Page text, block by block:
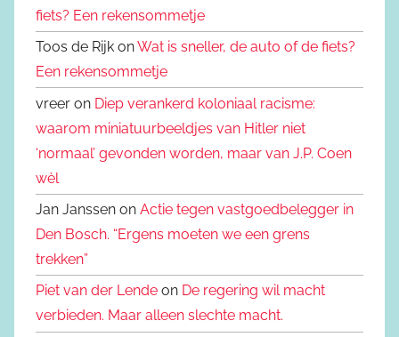
fiets? Een rekensommetje
Toos de Rijk onWat is sneller, de auto of de fiets?
Een rekensommetje
vreer on Diep verankerd koloniaal racisme:
waarom miniatuurbeeldjes van Hitler niet
‘normaal’ gevonden worden, maar van J.P. Coen
wèl
Jan Janssen on Actie tegen vastgoedbelegger in
Den Bosch. “Ergens moeten we een grens
trekken”
Piet van der Lende on De regering wil macht
verbieden. Maar alleen slechte macht.